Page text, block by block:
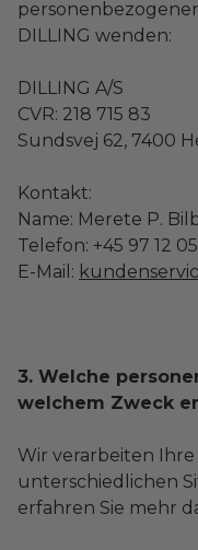
DILLING wenden:
DILLING A/S
CVR: 218 715 83
Sundsvej 62, 7400
Kontakt:
Name: Merete P.
Telefon: +45 97 12
E-Mail:
3. Welche
welchem Zweck
Wir verarbeiten
unterschiedlichen
erfahren Sie mehr